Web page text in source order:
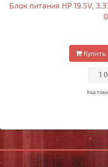
Блок питания HP 19.5V,
Купить
1
Код